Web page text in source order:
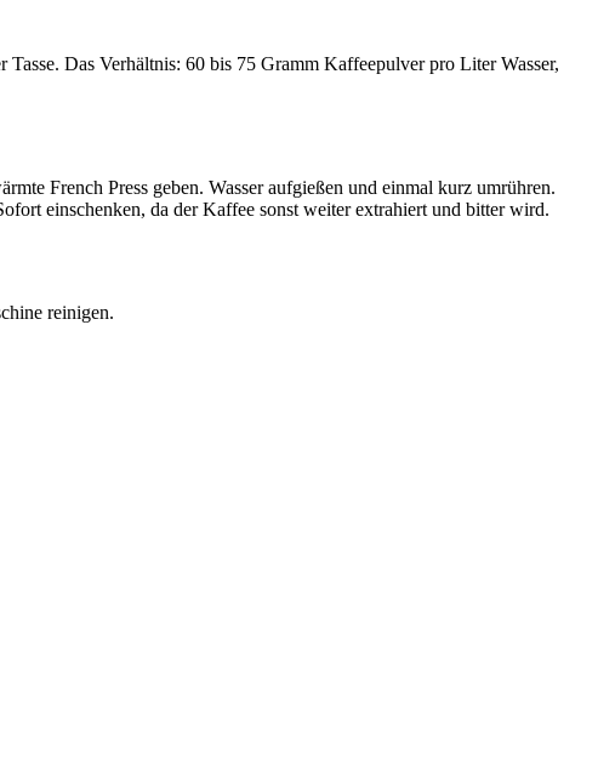
Das Verhältnis: 60 bis 75 Gramm Kaffeepulver pro Liter Wasser,
French Press geben. Wasser aufgießen und einmal kurz umrühren.
einschenken, da der Kaffee sonst weiter extrahiert und bitter wird.
reinigen.